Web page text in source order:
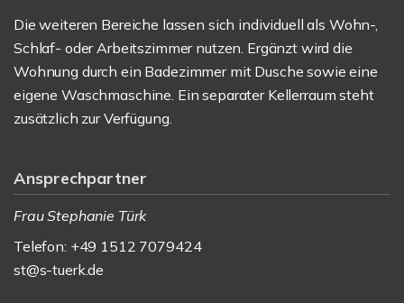
Die weiteren Bereiche lassen sich individuell als Wohn-,
Schlaf- oder Arbeitszimmer nutzen. Ergänzt wird die
Wohnung durch ein Badezimmer mit Dusche sowie eine
eigene Waschmaschine. Ein separater Kellerraum steht
zusätzlich zur Verfügung.
Ansprechpartner
Frau Stephanie Türk
Telefon: +49 1512 7079424
st@s-tuerk.de